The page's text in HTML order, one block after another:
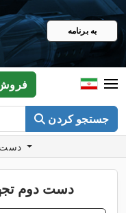
به برنامه
جستجو کردن
/ ... / دست دوم تجهیزات جابجایی و ربات‌ها
دست دوم